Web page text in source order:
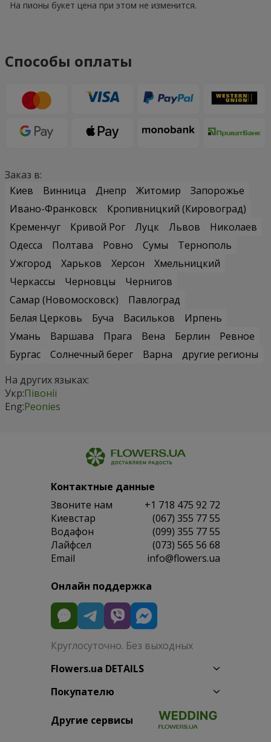
На пионы букет цена при этом не изменится.
Способы оплаты
Заказ в:
Киев
Винница Днепр Житомир
Запорожье
Ивано-Франковск
Кропивницкий (Кировоград)
Кременчуг
Кривой Рог Луцк Львов
Николаев
Одесса
Полтава Ровно Сумы
Тернополь
Ужгород
Харьков Херсон
Хмельницкий
Черкассы
Черновцы
Чернигов
Самар (Новомосковск)
Павлоград
Белая Церковь
Буча Васильков
Ирпень
Умань
Варшава Прага Вена Берлин
Ревное
Бургас
Солнечный берег Варна
другие регионы
На других языках:
Укр:Півонії
Eng:Peonies
Контактные данные
Звоните нам
+1 718 475 92 72
Киевстар
(067) 355 77 55
Водафон
(099) 355 77 55
Лайфсел
(073) 565 56 68
Email
info@flowers.ua
Онлайн поддержка
Круглосуточно. Без выходных
Flowers.ua DETAILS
Покупателю
Другие сервисы